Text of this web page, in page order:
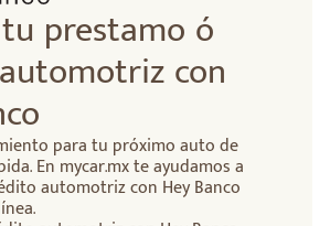
prestamo ó
con
para tu próximo auto de
En mycar.mx te ayudamos a
automotriz con Hey Banco